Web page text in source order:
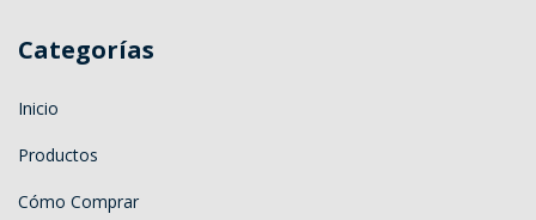
Categorías
Inicio
Productos
Cómo Comprar